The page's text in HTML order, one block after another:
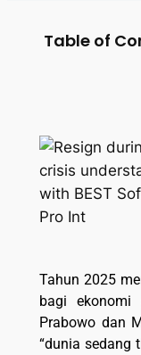
Table of
Tahun 2025
bagi ekonomi
Prabowo dan
“dunia sedang